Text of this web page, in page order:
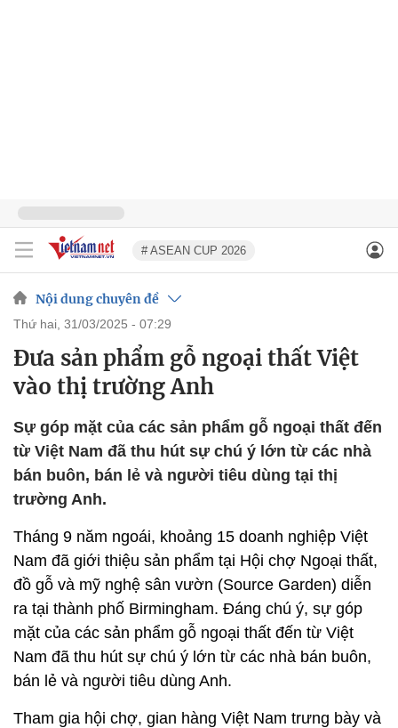
# ASEAN CUP 2026
Nội dung chuyên đề
thứ hai, 31/03/2025 - 07:29
Đưa sản phẩm gỗ ngoại thất Việt
vào thị trường Anh
Sự góp mặt của các sản phẩm gỗ ngoại thất đến
từ Việt Nam đã thu hút sự chú ý lớn từ các nhà
bán buôn, bán lẻ và người tiêu dùng tại thị
trường Anh.
Tháng 9 năm ngoái, khoảng 15 doanh nghiệp Việt
Nam đã giới thiệu sản phẩm tại Hội chợ Ngoại thất,
đồ gỗ và mỹ nghệ sân vườn (Source Garden) diễn
ra tại thành phố Birmingham. Đáng chú ý, sự góp
mặt của các sản phẩm gỗ ngoại thất đến từ Việt
Nam đã thu hút sự chú ý lớn từ các nhà bán buôn,
bán lẻ và người tiêu dùng Anh.
Tham gia hội chợ, gian hàng Việt Nam trưng bày và